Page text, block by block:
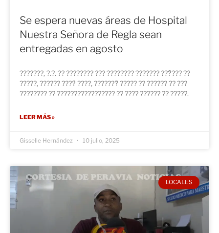
Se espera nuevas áreas de Hospital
Nuestra Señora de Regla sean
entregadas en agosto
???????, ?.?. ?? ???????? ??? ???????? ??????? ???̃??? ??
?????, ?????? ????́ ????, ???????́ ????? ?? ?????? ?? ???
???????? ?? ????????????????? ?? ???? ?????? ?? ?????.
LEER MÁS »
Gisselle Hernández 10 julio, 2025
LOCALES